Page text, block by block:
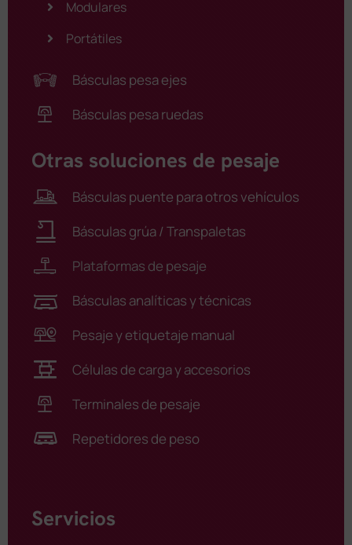
Modulares
Portátiles
Básculas pesa ejes
Básculas pesa ruedas
Otras soluciones de pesaje
Básculas puente para otros vehículos
Básculas grúa / Transpaletas
Plataformas de pesaje
Básculas analíticas y técnicas
Pesaje y etiquetaje manual
Células de carga y accesorios
Terminales de pesaje
Repetidores de peso
Servicios